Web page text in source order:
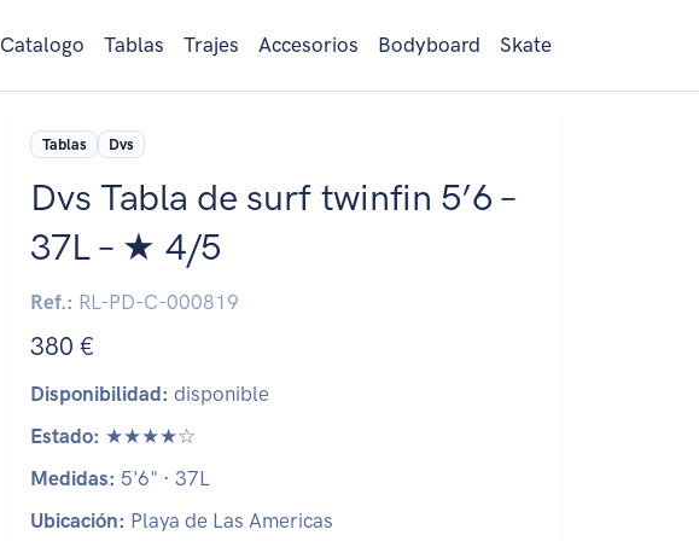
Catalogo
Tablas Trajes Accesorios Bodyboard Skate
Tablas Dvs
Dvs Tabla de surf twinfin 5’6 –
37L – ★ 4/5
Ref.: RL-PD-C-000819
380 €
Disponibilidad: disponible
Estado: ★★★★☆
Medidas: 5'6" · 37L
Ubicación: Playa de Las Americas